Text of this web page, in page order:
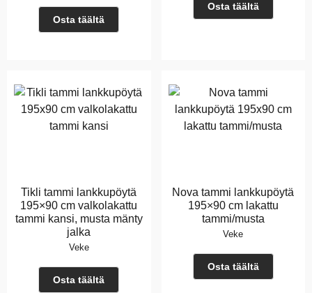
Osta täältä
Osta täältä
Tikli tammi lankkupöytä
195×90 cm valkolakattu
tammi kansi, musta mänty
jalka
Veke
Osta täältä
Nova tammi lankkupöytä
195×90 cm lakattu
tammi/musta
Veke
Osta täältä